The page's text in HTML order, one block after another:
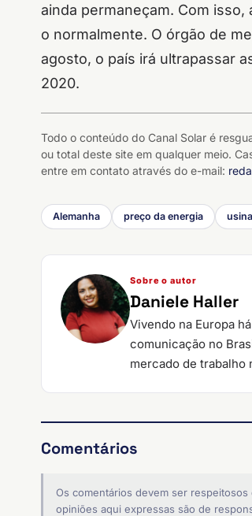
ainda permaneçam. Com
o normalmente. O órgão de
agosto, o país irá ultrapassar
2020.
Todo o conteúdo do Canal Solar é
ou total deste site em qualquer meio.
entre em contato através do e-mail:
Alemanha preço da energia
Sobre o autor
Daniele Haller
Vivendo na Europa
comunicação no
mercado de trabalho
Comentários
Os comentários devem ser
opiniões aqui expressas são de